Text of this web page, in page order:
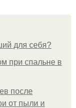
для себя?
при спальне в
после
от пыли и